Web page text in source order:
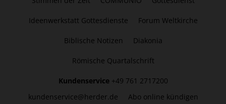
Ideenwerkstatt Gottesdienste Forum Weltkirche
Biblische Notizen Diakonia
Römische Quartalschrift
Kundenservice +49 761 2717200
kundenservice@herder.de
Abo online kündigen